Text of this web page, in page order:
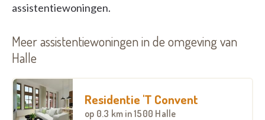
assistentiewoningen.
Meer assistentiewoningen in de omgeving van
Halle
Residentie 'T Convent
op 0.3 km in 1500 Halle